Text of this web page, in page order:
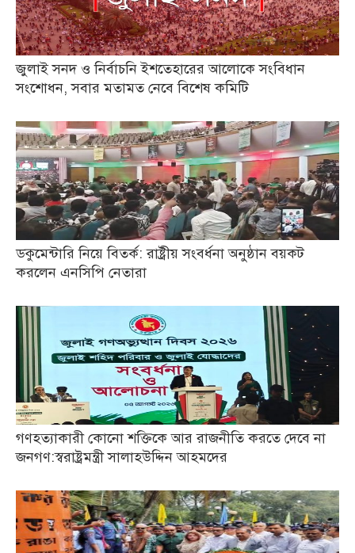
জুলাই সনদ ও নির্বাচনি ইশতেহারের আলোকে সংবিধান
সংশোধন, সবার মতামত নেবে বিশেষ কমিটি
ডকুমেন্টারি নিয়ে বিতর্ক: রাষ্ট্রীয় সংবর্ধনা অনুষ্ঠান বয়কট
করলেন এনসিপি নেতারা
গণহত্যাকারী কোনো শক্তিকে আর রাজনীতি করতে দেবে না
জনগণ:স্বরাষ্ট্রমন্ত্রী সালাহউদ্দিন আহমদের